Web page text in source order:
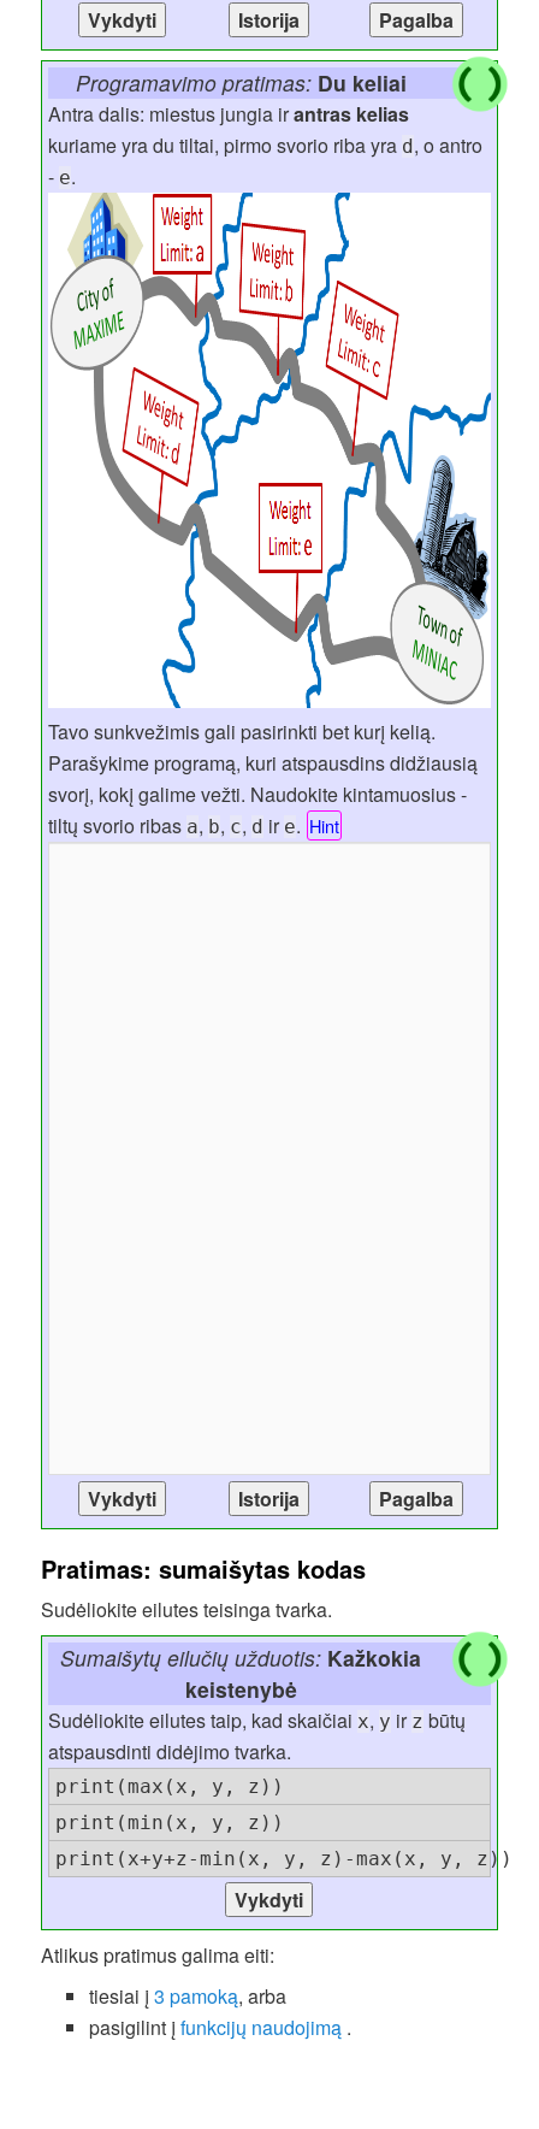
Programavimo pratimas: Du keliai
Antra dalis: miestus jungia irantras kelias
kuriame yra du tiltai, pirmo svorio riba yra d, o antro
- e.
Tavo sunkvežimis gali pasirinkti bet kurį kelią.
Parašykime programą, kuri atspausdins didžiausią
svorį, kokį galime vežti. Naudokite kintamuosius -
tiltų svorio ribas a, b, c, d ir e. Hint
Pratimas: sumaišytas kodas
Sudėliokite eilutes teisinga tvarka.
Sumaišytų eilučių užduotis: Kažkokia
keistenybė
Sudėliokite eilutes taip, kad skaičiai x, y ir z būtų
atspausdinti didėjimo tvarka.
print(max(x, y, z))
print(min(x, y, z))
print(x+y+z-min(x, y, z)-max(x, y, z))
Atlikus pratimus galima eiti:
tiesiai į3 pamoką, arba
pasigilint įfunkcijų naudojimą .